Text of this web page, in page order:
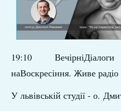
19:10
наВоскресіння. Живе радіо
У львівській студії - о.